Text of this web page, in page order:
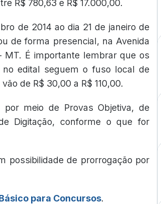
R$ 780,63 e R$ 17.000,00.
de 2014 ao dia 21 de janeiro de
de forma presencial, na Avenida
MT. É importante lembrar que os
no edital seguem o fuso local de
de R$ 30,00 a R$ 110,00.
meio de Provas Objetiva, de
Digitação, conforme o que for
possibilidade de prorrogação por
para Concursos.